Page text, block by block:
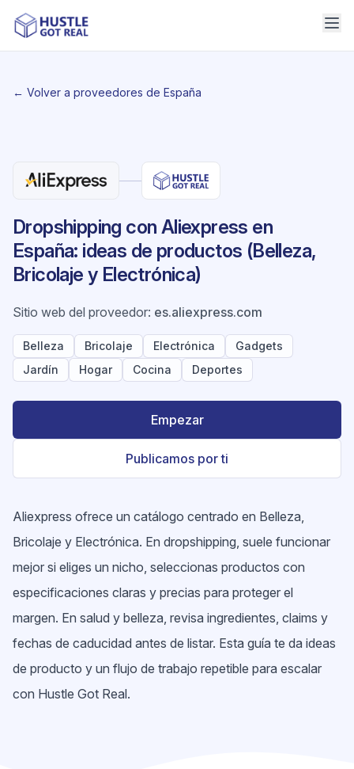
← Volver a proveedores de España
Dropshipping con Aliexpress en
España: ideas de productos (Belleza,
Bricolaje y Electrónica)
Sitio web del proveedor: es.aliexpress.com
Belleza Bricolaje Electrónica
Gadgets
Jardín
Hogar Cocina Deportes
Empezar
Publicamos por ti
Aliexpress ofrece un catálogo centrado en Belleza,
Bricolaje y Electrónica. En dropshipping, suele funcionar
mejor si eliges un nicho, seleccionas productos con
especificaciones claras y precias para proteger el
margen. En salud y belleza, revisa ingredientes, claims y
fechas de caducidad antes de listar. Esta guía te da ideas
de producto y un flujo de trabajo repetible para escalar
con Hustle Got Real.